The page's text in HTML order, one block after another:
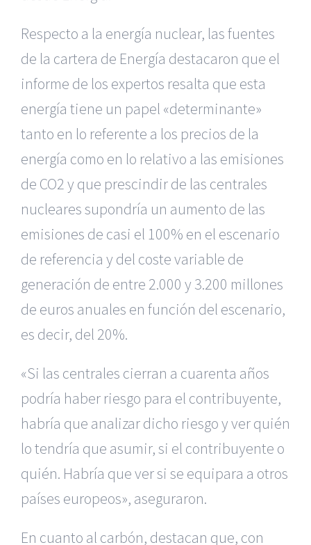
Respecto a la energía nuclear, las fuentes
de la cartera de Energía destacaron que el
informe de los expertos resalta que esta
energía tiene un papel «determinante»
tanto en lo referente a los precios de la
energía como en lo relativo a las emisiones
de CO2 y que prescindir de las centrales
nucleares supondría un aumento de las
emisiones de casi el 100% en el escenario
de referencia y del coste variable de
generación de entre 2.000 y 3.200 millones
de euros anuales en función del escenario,
es decir, del 20%.
«Si las centrales cierran a cuarenta años
podría haber riesgo para el contribuyente,
habría que analizar dicho riesgo y ver quién
lo tendría que asumir, si el contribuyente o
quién. Habría que ver si se equipara a otros
países europeos», aseguraron.
En cuanto al carbón, destacan que, con